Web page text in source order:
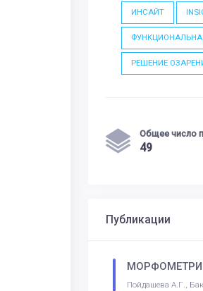
ИНСАЙТ
РЕШЕНИЕ
Общее число
49
Публикации
Пойдашева А.Г.,